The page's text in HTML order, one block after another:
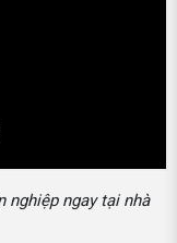
nghiệp ngay tại nhà